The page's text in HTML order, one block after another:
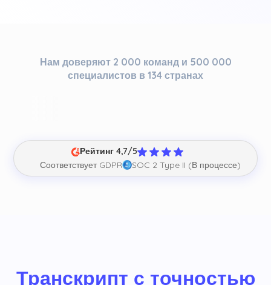
Нам доверяют 2 000 команд и 500 000
специалистов в 134 странах
Рейтинг 4,7/5
Соответствует GDPR
SOC 2 Type II (В процессе)
Транскрипт с точностью